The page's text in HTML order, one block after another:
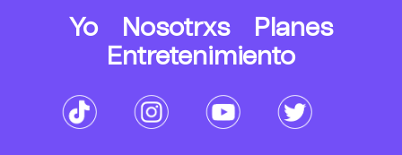
Yo Nosotrxs
Planes
Entretenimiento